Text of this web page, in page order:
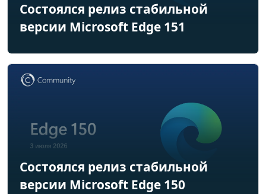
Состоялся релиз стабильной
версии Microsoft Edge 151
Состоялся релиз стабильной
версии Microsoft Edge 150